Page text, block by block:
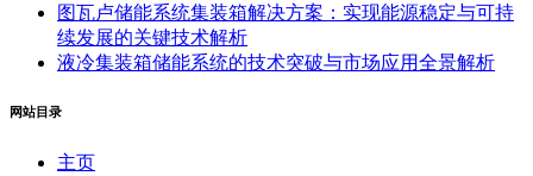
图瓦卢储能系统集装箱解决方案：实现能源稳定与可持
续发展的关键技术解析
液冷集装箱储能系统的技术突破与市场应用全景解析
网站目录
主页